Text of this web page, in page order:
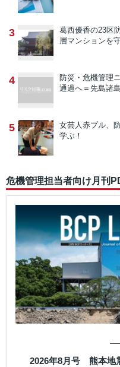
3 葛西優香の23区
層マンションを
4 防災・危機管理
通過へ＝先島諸
5 女芸人赤プル、
学ぶ！
危機管理担当者向け月刊
2026年8月号 熊本地